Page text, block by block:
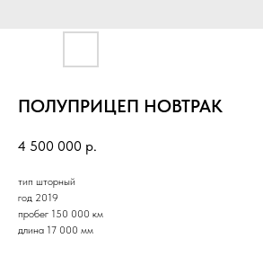
ПОЛУПРИЦЕП НОВТРАК
4 500 000 р.
тип шторный
год 2019
пробег 150 000 км
длина 17 000 мм